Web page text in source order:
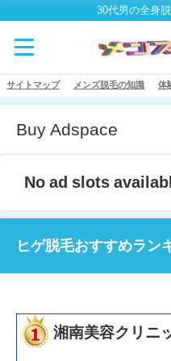
30代男の全身
サイトマップ メンズ脱毛の知識 体
Buy Adspace
No ad slots
ヒゲ脱毛おすすめラン
湘南美容クリニ